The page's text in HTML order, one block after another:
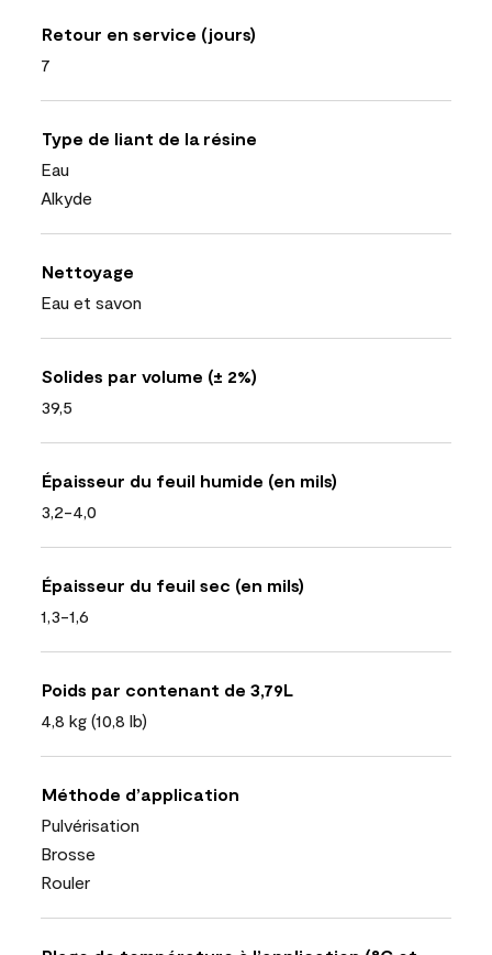
Retour en service (jours)
7
Type de liant de la résine
Eau
Alkyde
Nettoyage
Eau et savon
Solides par volume (± 2%)
39,5
Épaisseur du feuil humide (en mils)
3,2-4,0
Épaisseur du feuil sec (en mils)
1,3-1,6
Poids par contenant de 3,79L
4,8 kg (10,8 lb)
Méthode d’application
Pulvérisation
Brosse
Rouler